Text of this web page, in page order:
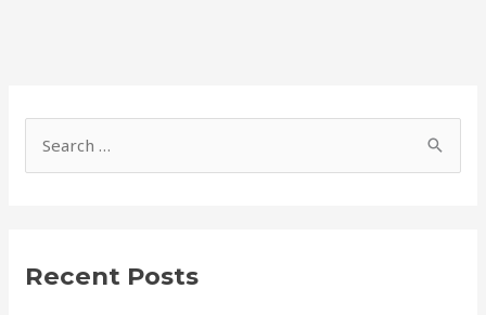
c
Recent Posts